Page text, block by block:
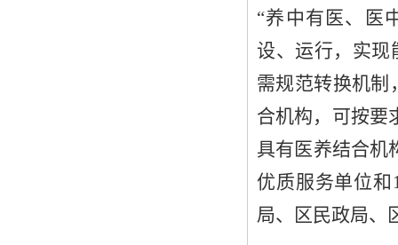
“养中有医、医
设、运行，实现
需规范转换机制
合机构， 可按要
具有医养结合机
优质服务单位和
局、 区 民政局、